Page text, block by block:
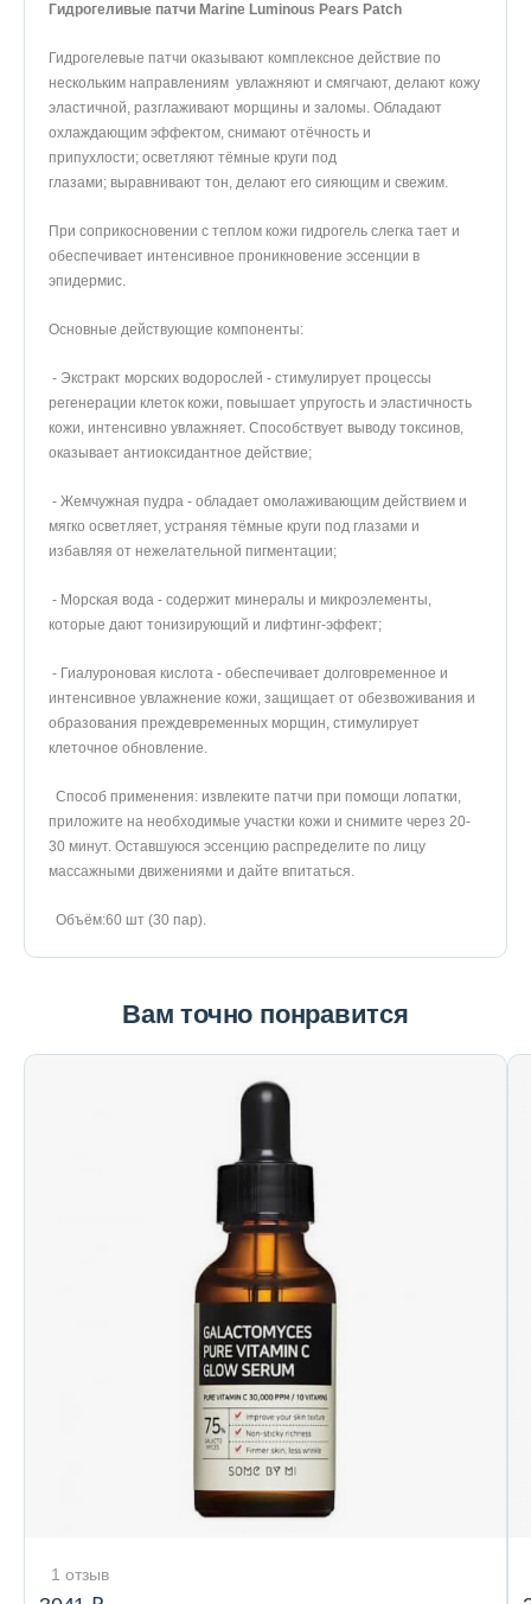
Гидрогеливые патчи Marine Luminous Pears Patch
Гидрогелевые патчи оказывают комплексное действие по
нескольким направлениям увлажняют и смягчают, делают кожу
эластичной, разглаживают морщины и заломы. Обладают
охлаждающим эффектом, снимают отёчность и
припухлости; осветляют тёмные круги под
глазами; выравнивают тон, делают его сияющим и свежим.
При соприкосновении с теплом кожи гидрогель слегка тает и
обеспечивает интенсивное проникновение эссенции в
эпидермис.
Основные действующие компоненты:
- Экстракт морских водорослей - стимулирует процессы
регенерации клеток кожи, повышает упругость и эластичность
кожи, интенсивно увлажняет. Способствует выводу токсинов,
оказывает антиоксидантное действие;
- Жемчужная пудра - обладает омолаживающим действием и
мягко осветляет, устраняя тёмные круги под глазами и
избавляя от нежелательной пигментации;
- Морская вода - содержит минералы и микроэлементы,
которые дают тонизирующий и лифтинг-эффект;
- Гиалуроновая кислота - обеспечивает долговременное и
интенсивное увлажнение кожи, защищает от обезвоживания и
образования преждевременных морщин, стимулирует
клеточное обновление.
Способ применения: извлеките патчи при помощи лопатки,
приложите на необходимые участки кожи и снимите через 20-
30 минут. Оставшуюся эссенцию распределите по лицу
массажными движениями и дайте впитаться.
Объём:60 шт (30 пар).
Оставить отзыв
Вам точно понравится
1 отзыв